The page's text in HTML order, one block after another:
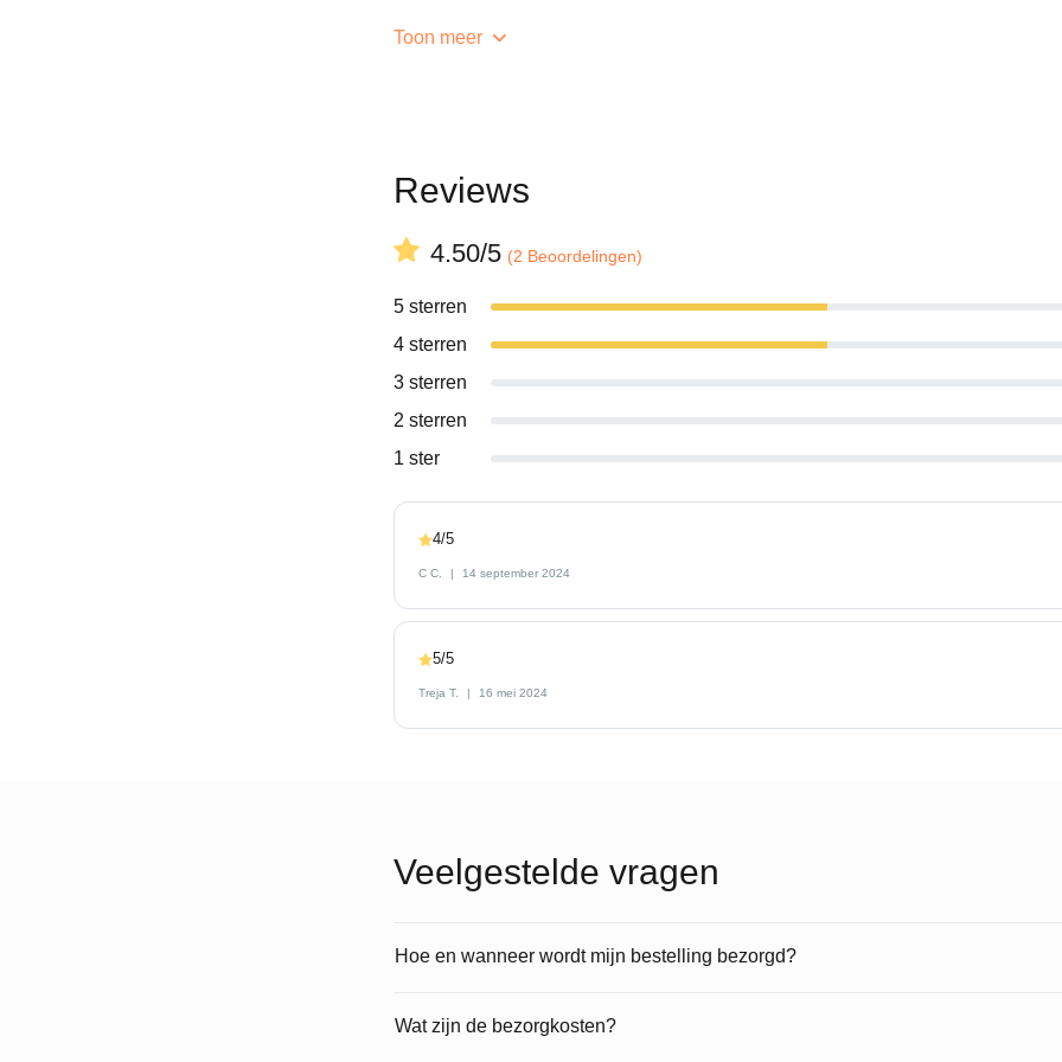
Toon meer
Reviews
4.50/5 (2 Beoordelingen)
5 sterren
4 sterren
3 sterren
2 sterren
1 ster
4/5
C C. 14 september 2024
5/5
Treja T. 16 mei 2024
Veelgestelde vragen
Hoe en wanneer wordt mijn bestelling bezorgd?
Wat zijn de bezorgkosten?